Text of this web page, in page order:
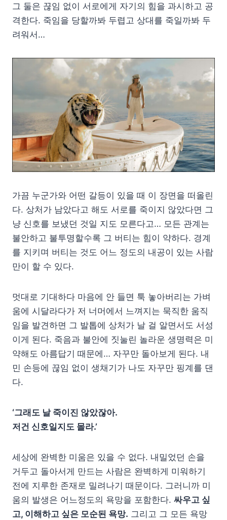
그 둘은 끊임 없이 서로에게 자기의 힘을 과시하고 공
격한다. 죽임을 당할까봐 두렵고 상대를 죽일까봐 두
려워서…
가끔 누군가와 어떤 갈등이 있을 때 이 장면을 떠올린
다. 상처가 남았다고 해도 서로를 죽이지 않았다면 그
냥 신호를 보냈던 것일 지도 모른다고… 모든 관계는
불안하고 불투명할수록 그 버티는 힘이 약하다. 경계
를 지키며 버티는 것도 어느 정도의 내공이 있는 사람
만이 할 수 있다.
멋대로 기대하다 마음에 안 들면 툭 놓아버리는 가벼
움에 시달라다가 저 너머에서 느껴지는 묵직한 움직
임을 발견하면 그 발톱에 상처가 날 걸 알면서도 서성
이게 된다. 죽음과 불안에 짓눌린 놀라운 생명력은 미
약해도 아름답기 때문에… 자꾸만 돌아보게 된다. 내
민 손등에 끊임 없이 생채기가 나도 자꾸만 핑계를 댄
다.
‘그래도 날 죽이진 않았잖아.
저건 신호일지도 몰라.’
세상에 완벽한 미움은 있을 수 없다. 내밀었던 손을
거두고 돌아서게 만드는 사람은 완벽하게 미워하기
전에 지루한 존재로 밀려나기 때문이다. 그러니까 미
움의 발생은 어느정도의 욕망을 포함한다. 싸우고 싶
고, 이해하고 싶은 모순된 욕망. 그리고 그 모든 욕망